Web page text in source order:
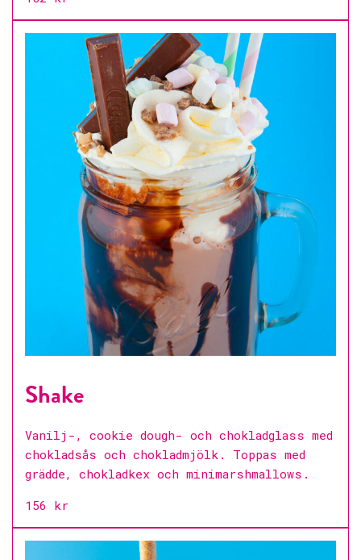
Shake
Vanilj-, cookie dough- och chokladglass med
chokladsås och chokladmjölk. Toppas med
grädde, chokladkex och minimarshmallows.
156 kr